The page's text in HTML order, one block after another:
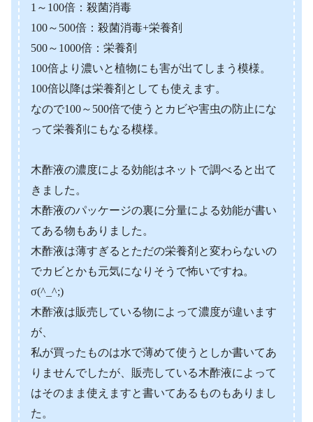
1～100倍：殺菌消毒
100～500倍：殺菌消毒+栄養剤
500～1000倍：栄養剤
100倍より濃いと植物にも害が出てしまう模様。
100倍以降は栄養剤としても使えます。
なので100～500倍で使うとカビや害虫の防止にな
って栄養剤にもなる模様。
木酢液の濃度による効能はネットで調べると出て
きました。
木酢液のパッケージの裏に分量による効能が書い
てある物もありました。
木酢液は薄すぎるとただの栄養剤と変わらないの
でカビとかも元気になりそうで怖いですね。
σ(^_^;)
木酢液は販売している物によって濃度が違います
が、
私が買ったものは水で薄めて使うとしか書いてあ
りませんでしたが、販売している木酢液によって
はそのまま使えますと書いてあるものもありまし
た。